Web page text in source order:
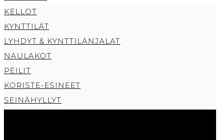
KELLOT
KYNTTILÄT
LYHDYT & KYNTTILÄNJALAT
NAULAKOT
PEILIT
KORISTE-ESINEET
SEINÄHYLLYT